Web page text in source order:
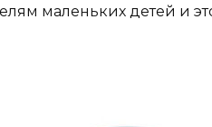
маленьких детей и